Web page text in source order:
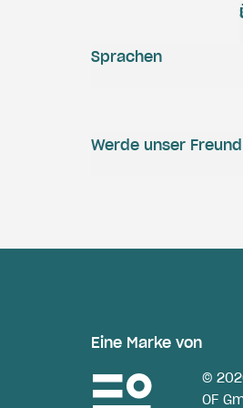
Werde unser Freund
Sprachen
Eine Marke von
©
OF